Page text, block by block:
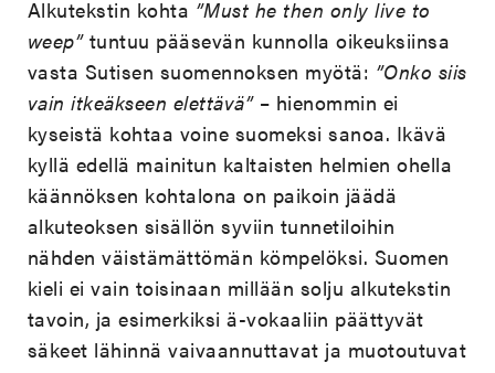
Alkutekstin kohta ”Must he then only live to
weep”tuntuu pääsevän kunnolla oikeuksiinsa
vasta Sutisen suomennoksen myötä: ”Onko siis
vain itkeäkseen elettävä”– hienommin ei
kyseistä kohtaa voine suomeksi sanoa. Ikävä
kyllä edellä mainitun kaltaisten helmien ohella
käännöksen kohtalona on paikoin jäädä
alkuteoksen sisällön syviin tunnetiloihin
nähden väistämättömän kömpelöksi. Suomen
kieli ei vain toisinaan millään solju alkutekstin
tavoin, ja esimerkiksi ä-vokaaliin päättyvät
säkeet lähinnä vaivaannuttavat ja muotoutuvat